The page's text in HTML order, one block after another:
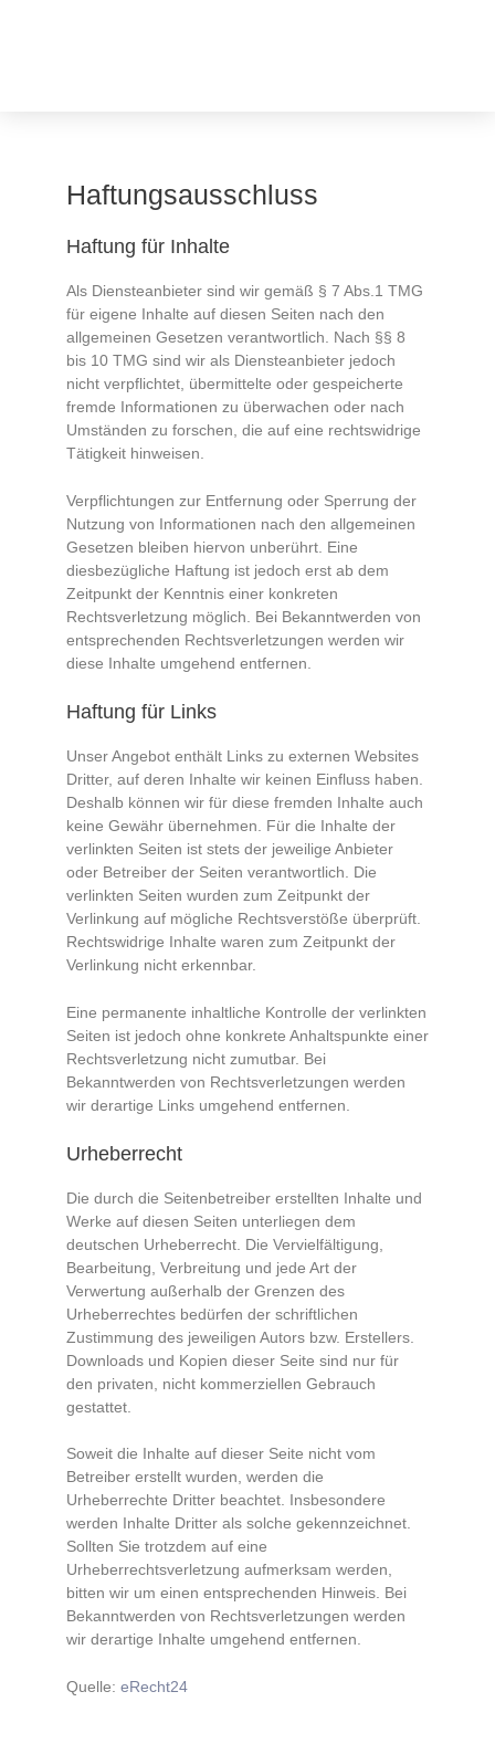
Haftungsausschluss
Haftung für Inhalte
Als Diensteanbieter sind wir gemäß § 7 Abs.1 TMG
für eigene Inhalte auf diesen Seiten nach den
allgemeinen Gesetzen verantwortlich. Nach §§ 8
bis 10 TMG sind wir als Diensteanbieter jedoch
nicht verpflichtet, übermittelte oder gespeicherte
fremde Informationen zu überwachen oder nach
Umständen zu forschen, die auf eine rechtswidrige
Tätigkeit hinweisen.
Verpflichtungen zur Entfernung oder Sperrung der
Nutzung von Informationen nach den allgemeinen
Gesetzen bleiben hiervon unberührt. Eine
diesbezügliche Haftung ist jedoch erst ab dem
Zeitpunkt der Kenntnis einer konkreten
Rechtsverletzung möglich. Bei Bekanntwerden von
entsprechenden Rechtsverletzungen werden wir
diese Inhalte umgehend entfernen.
Haftung für Links
Unser Angebot enthält Links zu externen Websites
Dritter, auf deren Inhalte wir keinen Einfluss haben.
Deshalb können wir für diese fremden Inhalte auch
keine Gewähr übernehmen. Für die Inhalte der
verlinkten Seiten ist stets der jeweilige Anbieter
oder Betreiber der Seiten verantwortlich. Die
verlinkten Seiten wurden zum Zeitpunkt der
Verlinkung auf mögliche Rechtsverstöße überprüft.
Rechtswidrige Inhalte waren zum Zeitpunkt der
Verlinkung nicht erkennbar.
Eine permanente inhaltliche Kontrolle der verlinkten
Seiten ist jedoch ohne konkrete Anhaltspunkte einer
Rechtsverletzung nicht zumutbar. Bei
Bekanntwerden von Rechtsverletzungen werden
wir derartige Links umgehend entfernen.
Urheberrecht
Die durch die Seitenbetreiber erstellten Inhalte und
Werke auf diesen Seiten unterliegen dem
deutschen Urheberrecht. Die Vervielfältigung,
Bearbeitung, Verbreitung und jede Art der
Verwertung außerhalb der Grenzen des
Urheberrechtes bedürfen der schriftlichen
Zustimmung des jeweiligen Autors bzw. Erstellers.
Downloads und Kopien dieser Seite sind nur für
den privaten, nicht kommerziellen Gebrauch
gestattet.
Soweit die Inhalte auf dieser Seite nicht vom
Betreiber erstellt wurden, werden die
Urheberrechte Dritter beachtet. Insbesondere
werden Inhalte Dritter als solche gekennzeichnet.
Sollten Sie trotzdem auf eine
Urheberrechtsverletzung aufmerksam werden,
bitten wir um einen entsprechenden Hinweis. Bei
Bekanntwerden von Rechtsverletzungen werden
wir derartige Inhalte umgehend entfernen.
Quelle: eRecht24